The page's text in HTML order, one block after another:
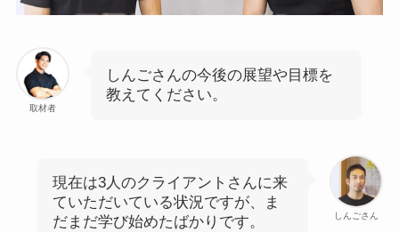
取材者
しんごさんの今後の展望や目標を
教えてください。
しんごさん
現在は3人のクライアントさんに来
ていただいている状況ですが、ま
だまだ学び始めたばかりです。